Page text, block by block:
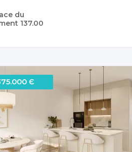
du
137.00
Є